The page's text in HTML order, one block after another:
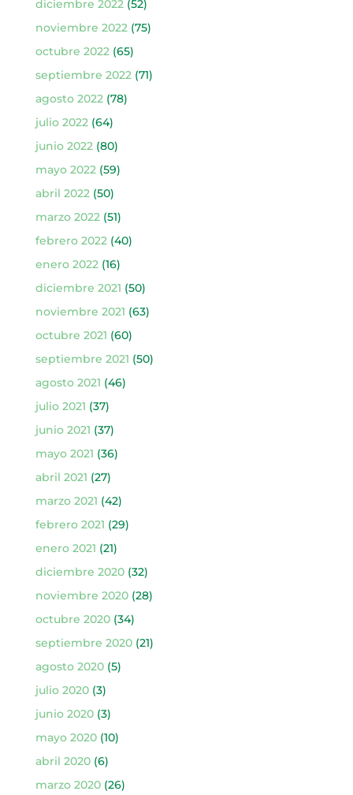
diciembre 2022(52)
noviembre 2022(75)
octubre 2022(65)
septiembre 2022(71)
agosto 2022(78)
julio 2022(64)
junio 2022(80)
mayo 2022(59)
abril 2022(50)
marzo 2022(51)
febrero 2022(40)
enero 2022(16)
diciembre 2021 (50)
noviembre 2021 (63)
octubre 2021 (60)
septiembre 2021 (50)
agosto 2021 (46)
julio 2021 (37)
junio 2021 (37)
mayo 2021 (36)
abril 2021 (27)
marzo 2021 (42)
febrero 2021 (29)
enero 2021 (21)
diciembre 2020(32)
noviembre 2020(28)
octubre 2020(34)
septiembre 2020(21)
agosto 2020(5)
julio 2020(3)
junio 2020(3)
mayo 2020(10)
abril 2020(6)
marzo 2020(26)